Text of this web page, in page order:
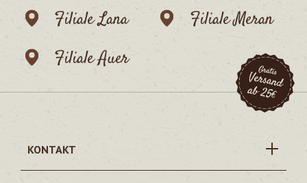
Filiale Lana
Filiale Meran
Filiale Auer
KONTAKT